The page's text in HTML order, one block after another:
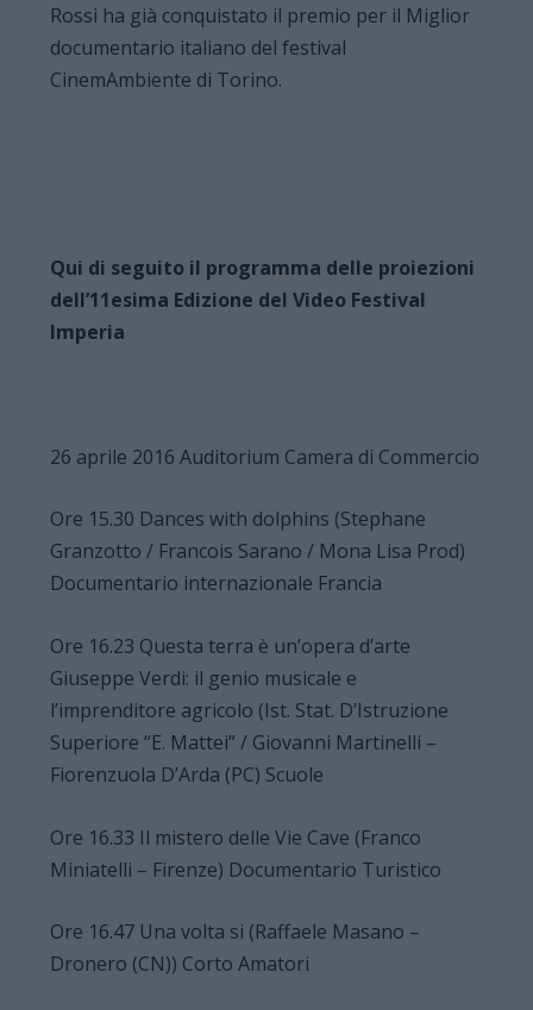
Rossi ha già conquistato il premio per il Miglior
documentario italiano del festival
CinemAmbiente di Torino.
Qui di seguito il programma delle proiezioni
dell’11esima Edizione del Video Festival
Imperia
26 aprile 2016 Auditorium Camera di Commercio
Ore 15.30 Dances with dolphins (Stephane
Granzotto / Francois Sarano / Mona Lisa Prod)
Documentario internazionale Francia
Ore 16.23 Questa terra è un’opera d’arte
Giuseppe Verdi: il genio musicale e
l’imprenditore agricolo (Ist. Stat. D’Istruzione
Superiore “E. Mattei” / Giovanni Martinelli –
Fiorenzuola D’Arda (PC) Scuole
Ore 16.33 Il mistero delle Vie Cave (Franco
Miniatelli – Firenze) Documentario Turistico
Ore 16.47 Una volta si (Raffaele Masano –
Dronero (CN)) Corto Amatori